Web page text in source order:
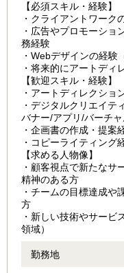
【必須スキル・経験】
・クライアントワーク
・広告やプロモーショ
務経験
・Webデザインの経験
・将来的にアートディ
【歓迎スキル・経験】
・アートディレクショ
・デジタルクリエイテ
バナー/アプリ/バーチャ
・企画書の作成・提案
・コピーライティング
【求める人物像】
・顧客視点で新たなサ
精神のある方
・チームの目標達成や
方
・新しい技術やサービ
領域）
勤務地